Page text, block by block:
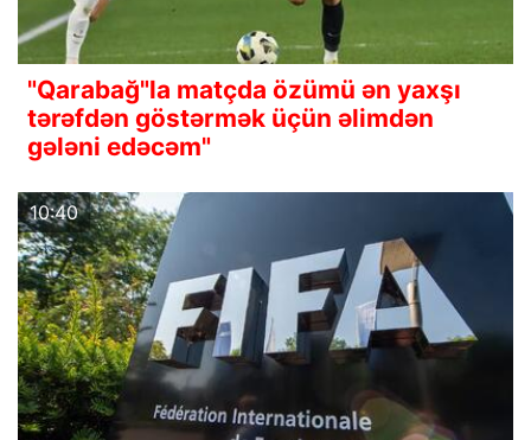
"Qarabağ"la matçda özümü ən yaxşı
tərəfdən göstərmək üçün əlimdən
gələni edəcəm"
10:40